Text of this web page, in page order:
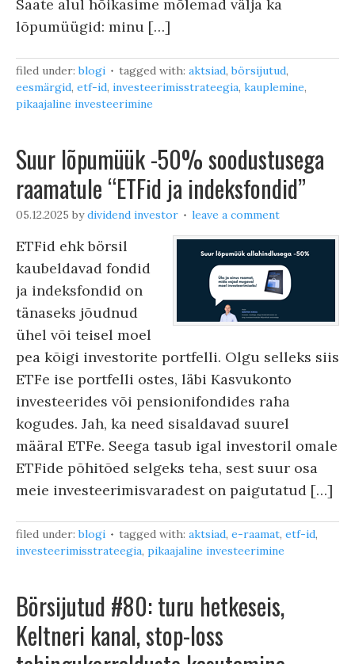
Saate alul hõikasime mõlemad välja ka
lõpumüügid: minu […]
filed under:blogi tagged with: aktsiad,börsijutud,
eesmärgid, etf-id, investeerimisstrateegia, kauplemine,
pikaajaline investeerimine
Suur lõpumüük -50% soodustusega
raamatule “ETFid ja indeksfondid”
05.12.2025 bydividend investor leave a comment
ETFid ehk börsil
kaubeldavad fondid
ja indeksfondid on
tänaseks jõudnud
ühel või teisel moel
pea kõigi investorite portfelli. Olgu selleks siis
ETFe ise portfelli ostes, läbi Kasvukonto
investeerides või pensionifondides raha
kogudes. Jah, ka need sisaldavad suurel
määral ETFe. Seega tasub igal investoril omale
ETFide põhitõed selgeks teha, sest suur osa
meie investeerimisvaradest on paigutatud […]
filed under:blogi tagged with: aktsiad, e-raamat, etf-id,
investeerimisstrateegia, pikaajaline investeerimine
Börsijutud #80: turu hetkeseis,
Keltneri kanal, stop-loss